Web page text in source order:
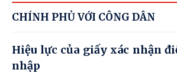
Ngân hàng Nhà nước Việt Nam
Tỉnh Lâm Đồng
Tỉnh
Tỉnh Nghệ An
Tỉnh Ninh
Tỉnh Quảng Ninh
Tỉnh
Tỉnh Sơn La
CHÍNH PHỦ VỚI CÔNG DÂN
Hiệu lực của giấy xác nhận
nhập